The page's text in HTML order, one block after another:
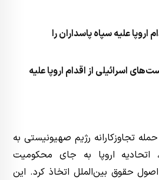
اروپا علیه سپاه پاسداران را
اسرائیلی از اقدام اروپا علیه
تجاوزکارانه رژیم صهیونیستی به
اتحادیه اروپا به جای محکومیت
حقوق بین‌الملل اتخاذ کرد. این